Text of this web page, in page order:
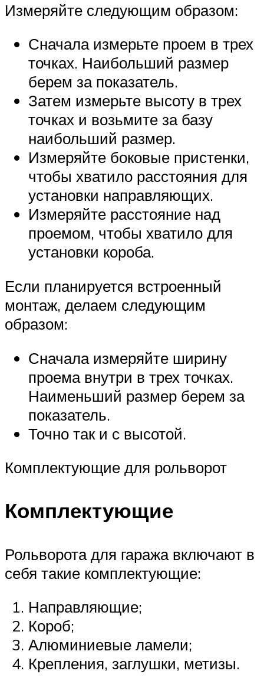
Измеряйте следующим образом:
Сначала измерьте проем в трех
точках. Наибольший размер
берем за показатель.
Затем измерьте высоту в трех
точках и возьмите за базу
наибольший размер.
Измеряйте боковые пристенки,
чтобы хватило расстояния для
установки направляющих.
Измеряйте расстояние над
проемом, чтобы хватило для
установки короба.
Если планируется встроенный
монтаж, делаем следующим
образом:
Сначала измеряйте ширину
проема внутри в трех точках.
Наименьший размер берем за
показатель.
Точно так и с высотой.
Комплектующие для рольворот
Комплектующие
Рольворота для гаража включают в
себя такие комплектующие:
Направляющие;
Короб;
Алюминиевые ламели;
Крепления, заглушки, метизы.